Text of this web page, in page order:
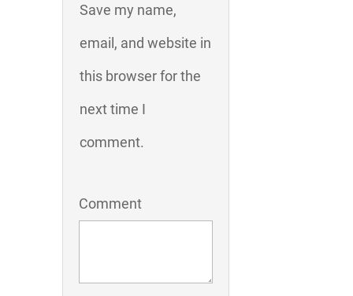
Save my name,
email, and website in
this browser for the
next time I
comment.
Comment